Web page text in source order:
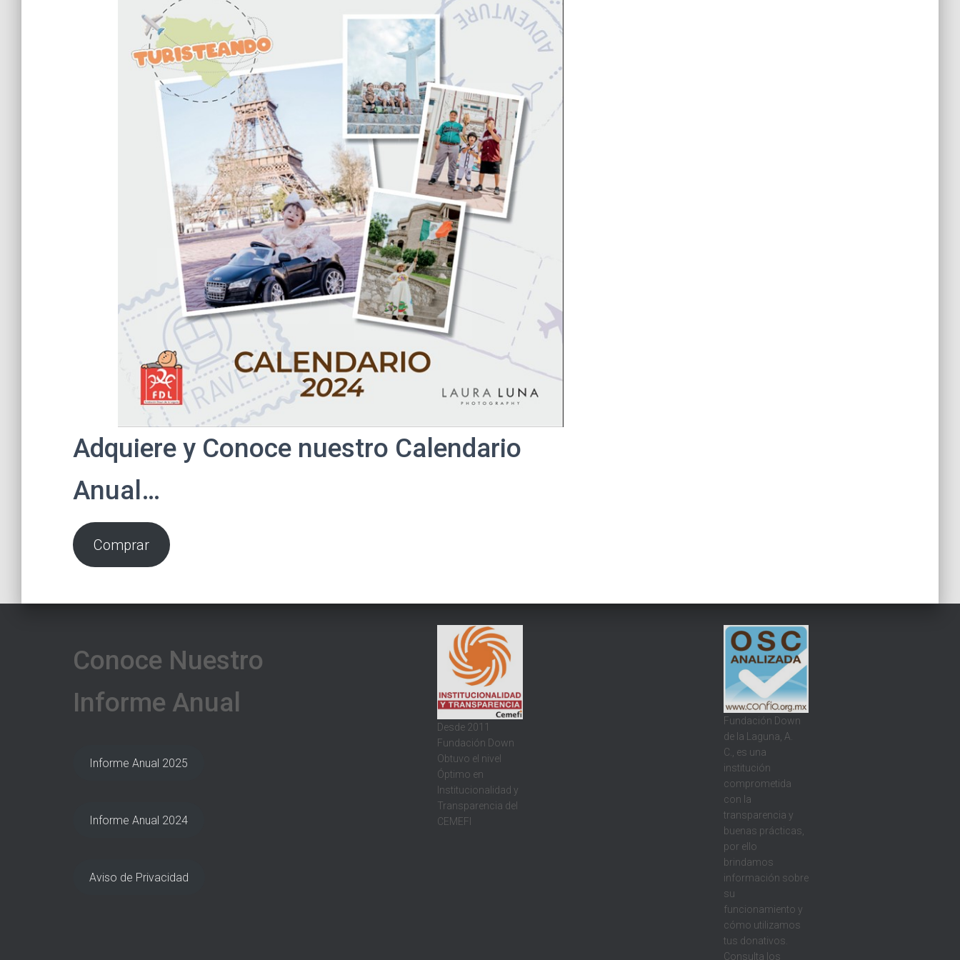
Adquiere y Conoce nuestro Calendario
Anual…
Comprar
Conoce Nuestro
Informe Anual
Informe Anual 2025
Informe Anual 2024
Aviso de Privacidad
Desde 2011
Fundación Down
Obtuvo el nivel
Óptimo en
Institucionalidad y
Transparencia del
CEMEFI
Fundación Down
de la Laguna, A.
C., es una
institución
comprometida
con la
transparencia y
buenas prácticas,
por ello
brindamos
información sobre
su
funcionamiento y
cómo utilizamos
tus donativos.
Consulta los